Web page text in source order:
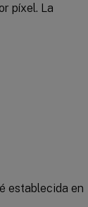
píxel. La
establecida en